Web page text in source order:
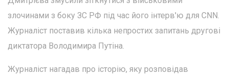
злочинами з боку ЗС РФ під час його інтерв'ю для CNN.
Журналіст поставив кілька непростих запитань другові
диктатора Володимира Путіна.
Журналіст нагадав про історію, яку розповідав